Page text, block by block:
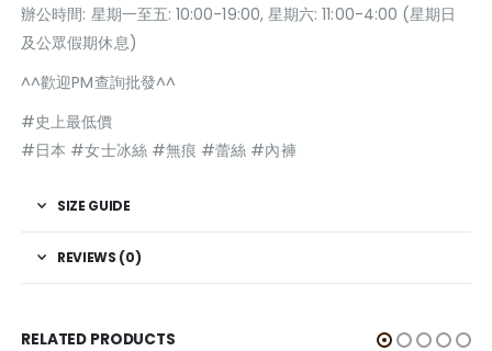
辦公時間: 星期一至五: 10:00-19:00, 星期六: 11:00-4:00 (星期日
及公眾假期休息)
^^歡迎PM查詢批發^^
#史上最低價
#日本 #女士冰絲 #無痕 #蕾絲 #內褲
SIZE GUIDE
REVIEWS (0)
RELATED PRODUCTS